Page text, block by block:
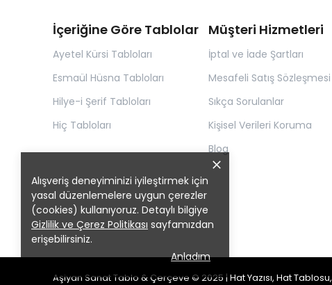
Alışveriş deneyiminizi iyileştirmek için
yasal düzenlemelere uygun çerezler
(cookies) kullanıyoruz. Detaylı bilgiye
Gizlilik ve Çerez Politikası sayfamızdan
erişebilirsiniz.
Anladım
İçeriğine Göre Tablolar
Ayetel Kürsi Tabloları
Esmaül Hüsna Tabloları
Hilye-i Şerif Tabloları
Hiç Tabloları
Müşteri Hizmetleri
İptal ve İade Şartları
Mesafeli Satış Sözleşmesi
Sıkça Sorulanlar
Kişisel Verileri Koruma
Blog
Aşiyan Sanat Tablo & Çerçeve © 2025 | Hat Yazısı, Hat Tablosu,